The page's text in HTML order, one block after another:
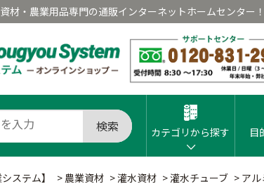
材・農業用品専門の通販インターネットホームセンター
検索 カテゴリから探す 目
ステム】 > 農業資材 >灌水資材 >灌水チューブ > ア